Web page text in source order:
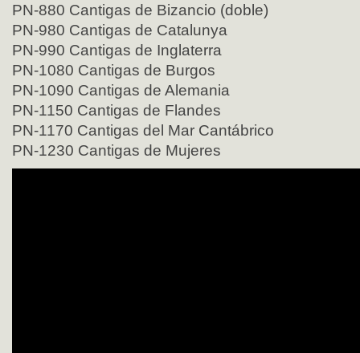
PN-880 Cantigas de Bizancio (doble)
PN-980 Cantigas de Catalunya
PN-990 Cantigas de Inglaterra
PN-1080 Cantigas de Burgos
PN-1090 Cantigas de Alemania
PN-1150 Cantigas de Flandes
PN-1170 Cantigas del Mar Cantábrico
PN-1230 Cantigas de Mujeres